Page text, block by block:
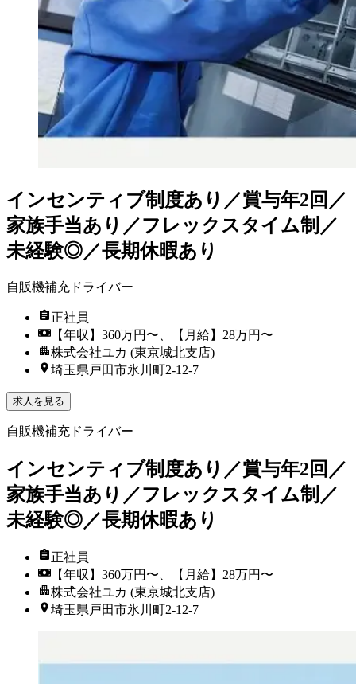
インセンティブ制度あり／賞与年2回／
家族手当あり／フレックスタイム制／
未経験◎／長期休暇あり
自販機補充ドライバー
正社員
【年収】360万円〜、【月給】28万円〜
株式会社ユカ (東京城北支店)
埼玉県戸田市氷川町2-12-7
求人を見る
自販機補充ドライバー
インセンティブ制度あり／賞与年2回／
家族手当あり／フレックスタイム制／
未経験◎／長期休暇あり
正社員
【年収】360万円〜、【月給】28万円〜
株式会社ユカ (東京城北支店)
埼玉県戸田市氷川町2-12-7